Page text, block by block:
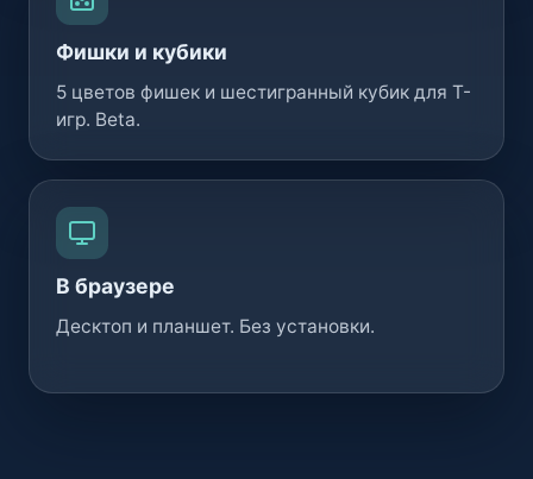
Фишки и кубики
5 цветов фишек и шестигранный кубик для Т-
игр. Beta.
В браузере
Десктоп и планшет. Без установки.